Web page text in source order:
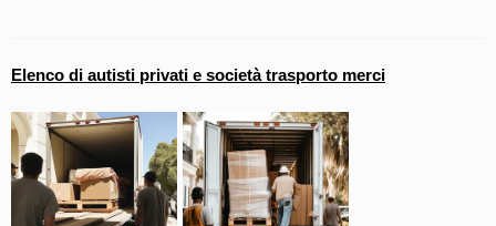
Elenco di autisti privati e società trasporto merci